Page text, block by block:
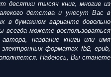
десятки тысяч книг, многие из
детства и унесут Вас в
в бумажном варианте довольно
можете воспользоваться
название книги или имя
электронных форматах fb2, epub,
Надеюсь, Вы станете